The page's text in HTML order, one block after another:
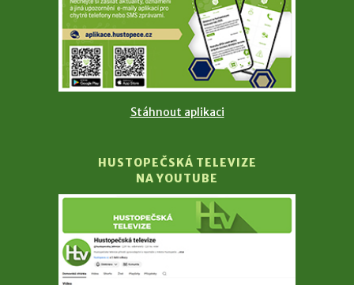
Stáhnout aplikaci
HUSTOPEČSKÁ TELEVIZE
NA YOUTUBE